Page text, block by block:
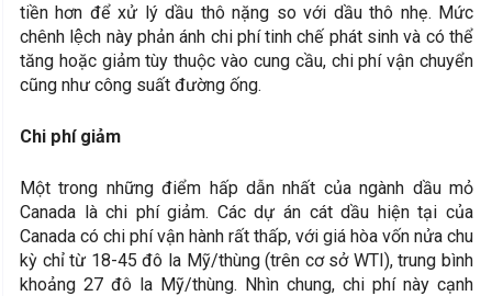
tiền hơn để xử lý dầu thô nặng so với dầu thô nhẹ. Mức
chênh lệch này phản ánh chi phí tinh chế phát sinh và có thể
tăng hoặc giảm tùy thuộc vào cung cầu, chi phí vận chuyển
cũng như công suất đường ống.
Chi phí giảm
Một trong những điểm hấp dẫn nhất của ngành dầu mỏ
Canada là chi phí giảm. Các dự án cát dầu hiện tại của
Canada có chi phí vận hành rất thấp, với giá hòa vốn nửa chu
kỳ chỉ từ 18-45 đô la Mỹ/thùng (trên cơ sở WTI), trung bình
khoảng 27 đô la Mỹ/thùng. Nhìn chung, chi phí này cạnh